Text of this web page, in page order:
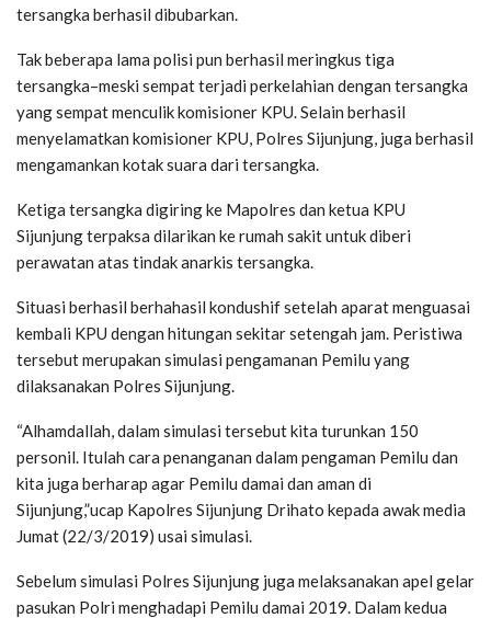
tersangka berhasil dibubarkan.
Tak beberapa lama polisi pun berhasil meringkus tiga
tersangka–meski sempat terjadi perkelahian dengan tersangka
yang sempat menculik komisioner KPU. Selain berhasil
menyelamatkan komisioner KPU, Polres Sijunjung, juga berhasil
mengamankan kotak suara dari tersangka.
Ketiga tersangka digiring ke Mapolres dan ketua KPU
Sijunjung terpaksa dilarikan ke rumah sakit untuk diberi
perawatan atas tindak anarkis tersangka.
Situasi berhasil berhahasil kondushif setelah aparat menguasai
kembali KPU dengan hitungan sekitar setengah jam. Peristiwa
tersebut merupakan simulasi pengamanan Pemilu yang
dilaksanakan Polres Sijunjung.
“Alhamdallah, dalam simulasi tersebut kita turunkan 150
personil. Itulah cara penanganan dalam pengaman Pemilu dan
kita juga berharap agar Pemilu damai dan aman di
Sijunjung,”ucap Kapolres Sijunjung Drihato kepada awak media
Jumat (22/3/2019) usai simulasi.
Sebelum simulasi Polres Sijunjung juga melaksanakan apel gelar
pasukan Polri menghadapi Pemilu damai 2019. Dalam kedua